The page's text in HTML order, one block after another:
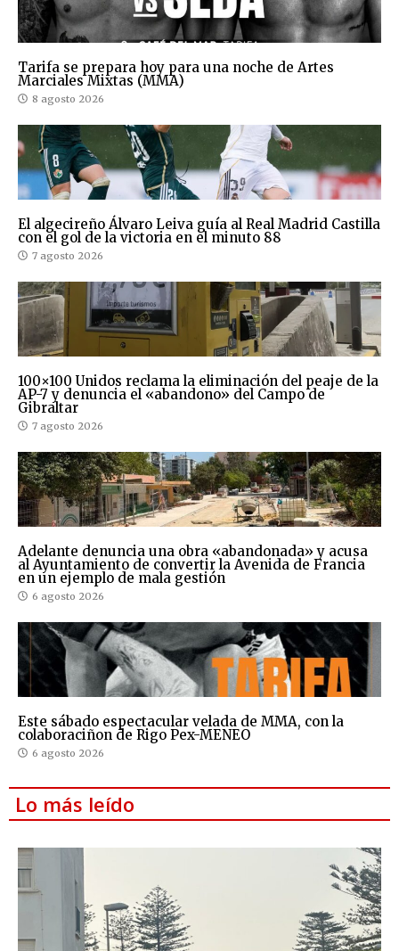
Tarifa se prepara hoy para una noche de Artes
Marciales Mixtas (MMA)
8 agosto 2026
El algecireño Álvaro Leiva guía al Real Madrid Castilla
con el gol de la victoria en el minuto 88
7 agosto 2026
100×100 Unidos reclama la eliminación del peaje de la
AP-7 y denuncia el «abandono» del Campo de
Gibraltar
7 agosto 2026
Adelante denuncia una obra «abandonada» y acusa
al Ayuntamiento de convertir la Avenida de Francia
en un ejemplo de mala gestión
6 agosto 2026
Este sábado espectacular velada de MMA, con la
colaboraciñon de Rigo Pex-MENEO
6 agosto 2026
Lo más leído